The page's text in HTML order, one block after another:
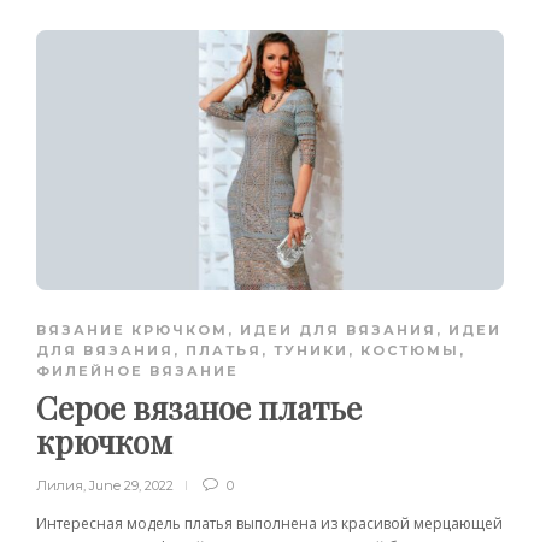
ВЯЗАНИЕ КРЮЧКОМ , ИДЕИ ДЛЯ ВЯЗАНИЯ , ИДЕИ
ДЛЯ ВЯЗАНИЯ , ПЛАТЬЯ, ТУНИКИ, КОСТЮМЫ ,
ФИЛЕЙНОЕ ВЯЗАНИЕ
Серое вязаное платье
крючком
Лилия June 29, 2022 0
Интересная модель платья выполнена из красивой мерцающей